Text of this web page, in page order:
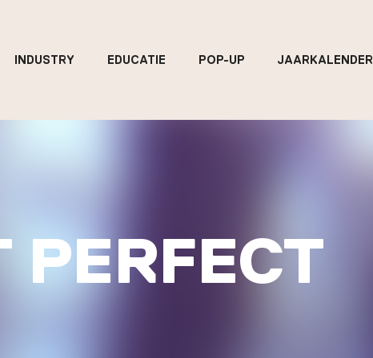
INDUSTRY EDUCATIE POP-UP JAARKALENDER
PERFECT